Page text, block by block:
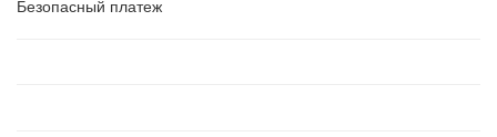
Безопасный платеж